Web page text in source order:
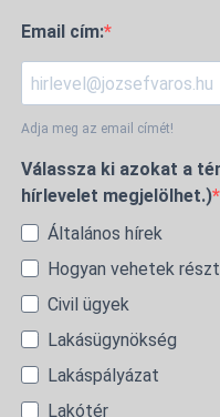
Email cím:
Adja meg az email címét!
Válassza ki azokat a
hírlevelet megjelölhet.)
Általános hírek
Hogyan vehetek részt
Civil ügyek
Lakásügynökség
Lakáspályázat
Lakótér